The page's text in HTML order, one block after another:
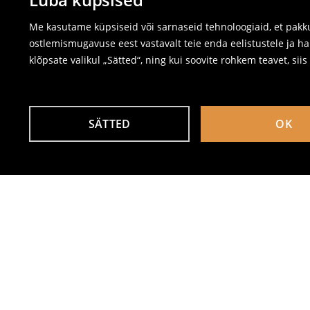
Me kasutame küpsiseid või sarnaseid tehnoloogiaid, et
ostlemismugavuse eest vastavalt teie enda eelistustele ja
klõpsate valikul „Sätted“, ning kui soovite rohkem teavet,
SÄTTED OK